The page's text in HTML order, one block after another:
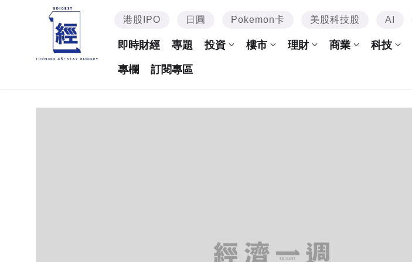
港股IPO 日圓 Pokemon卡 美股科技股 AI
即時財經 專題 投資 樓市 理財 商業 科技
專欄 訂閱專區